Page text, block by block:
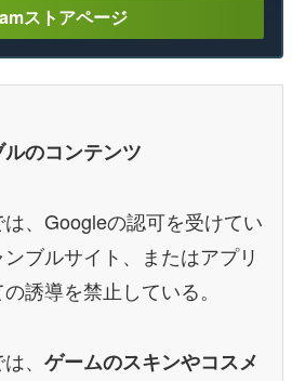
ストアページ
のコンテンツ
は、Googleの認可を受けてい
ブルサイト、またはアプリ
誘導を禁止している。
、 ゲームのスキンやコスメ